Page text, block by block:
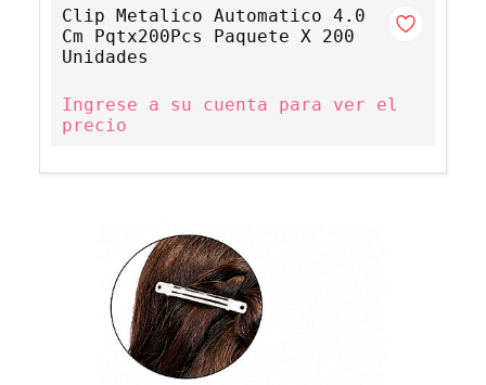
Clip Metalico Automatico 4.0
Cm Pqtx200Pcs Paquete X 200
Unidades
Ingrese a su cuenta para ver el
precio